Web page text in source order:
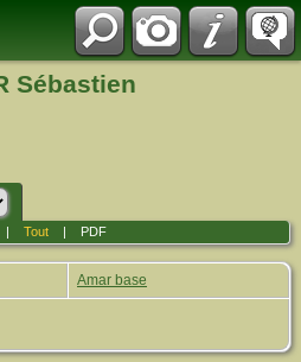
Sébastien
Tout| PDF
Amar base